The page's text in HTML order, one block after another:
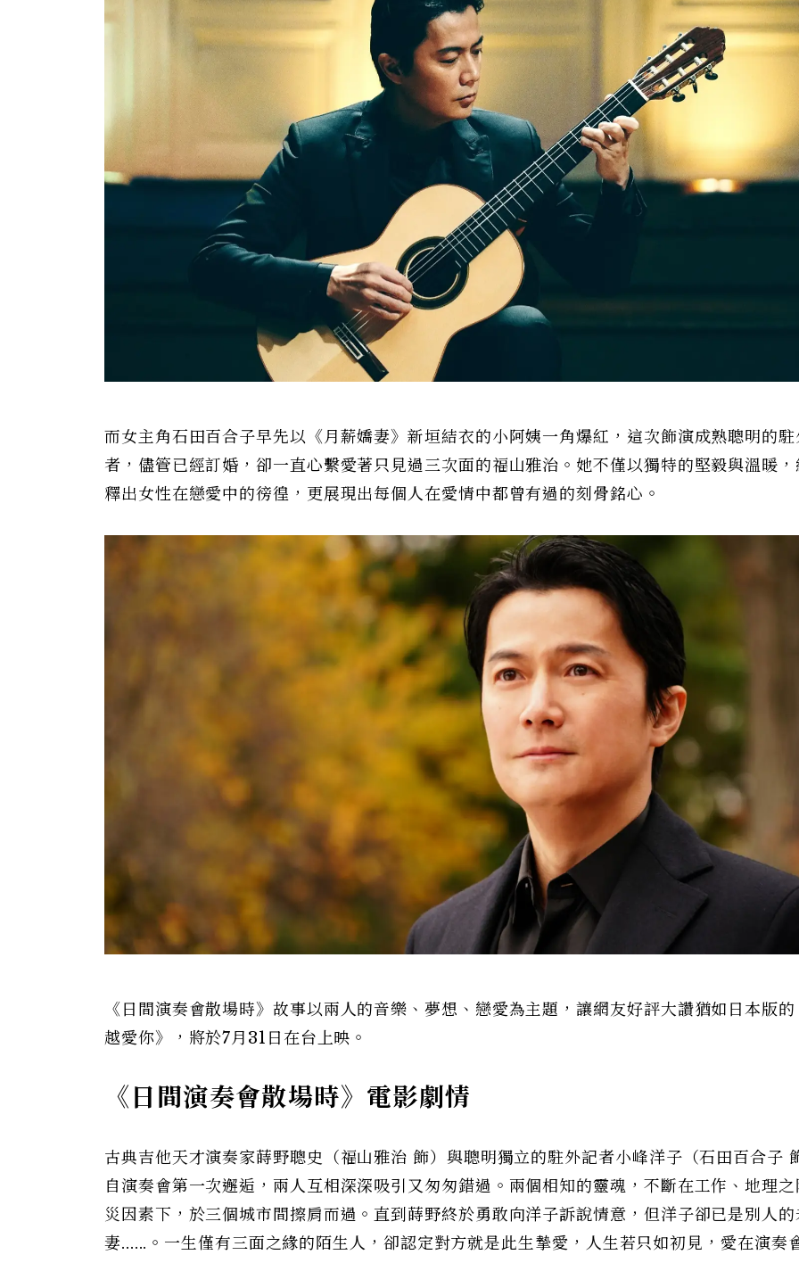
而女主角石田百合子早先以《月薪嬌妻》新垣結衣的小阿姨一角爆紅，這次飾演成熟聰明的
者，儘管已經訂婚，卻一直心繫愛著只見過三次面的福山雅治。她不僅以獨特的堅毅與溫暖
釋出女性在戀愛中的徬徨，更展現出每個人在愛情中都曾有過的刻骨銘心。
《日間演奏會散場時》故事以兩人的音樂、夢想、戀愛為主題，讓網友好評大讚猶如日本版
越愛你》，將於7月31日在台上映。
《日間演奏會散場時》電影劇情
古典吉他天才演奏家蒔野聰史（福山雅治 飾）與聰明獨立的駐外記者小峰洋子（石田百合子
自演奏會第一次邂逅，兩人互相深深吸引又匆匆錯過。兩個相知的靈魂，不斷在工作、地理
災因素下，於三個城市間擦肩而過。直到蒔野終於勇敢向洋子訴說情意，但洋子卻已是別人
妻......。一生僅有三面之緣的陌生人，卻認定對方就是此生摯愛，人生若只如初見，愛在演奏